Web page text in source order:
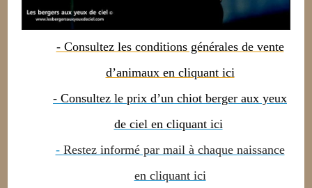
- Consultez les conditions générales de vente
d’animaux en cliquant ici
- Consultez le prix d’un chiot berger aux yeux
de ciel en cliquant ici
- Restez informé par mail à chaque naissance
en cliquant ici